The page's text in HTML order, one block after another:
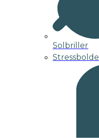
Solbriller
Stressbolde